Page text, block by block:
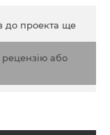
до проекта ще
або